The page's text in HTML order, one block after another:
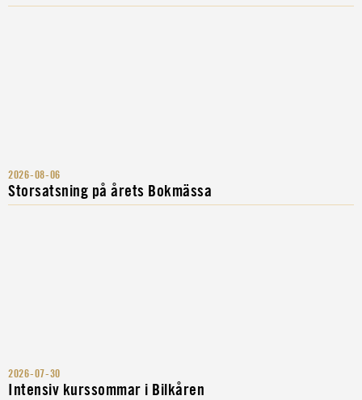
2026-08-06
Storsatsning på årets Bokmässa
2026-07-30
Intensiv kurssommar i Bilkåren